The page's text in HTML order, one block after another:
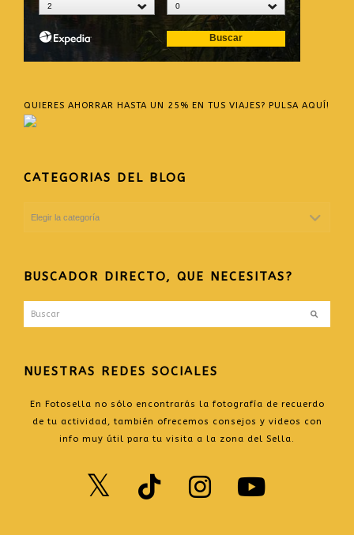
QUIERES AHORRAR HASTA UN 25% EN TUS VIAJES? PULSA AQUÍ!
CATEGORIAS DEL BLOG
BUSCADOR DIRECTO, QUE NECESITAS?
Buscar
NUESTRAS REDES SOCIALES
En Fotosella no sólo encontrarás la fotografía de recuerdo
de tu actividad, también ofrecemos consejos y videos con
info muy útil para tu visita a la zona del Sella.
Twitter
TikTok